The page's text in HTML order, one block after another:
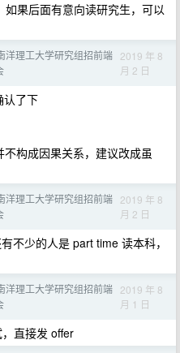
如果后面有意向读研究生，可以
洋理工大学研究组招前端 2019 年 8
月 2 日
认了下
构成因果关系，建议改成虽
洋理工大学研究组招前端 2019 年 8
月 2 日
不少的人是 part time 读本科，
洋理工大学研究组招前端 2019 年 8
月 1 日
直接发 offer